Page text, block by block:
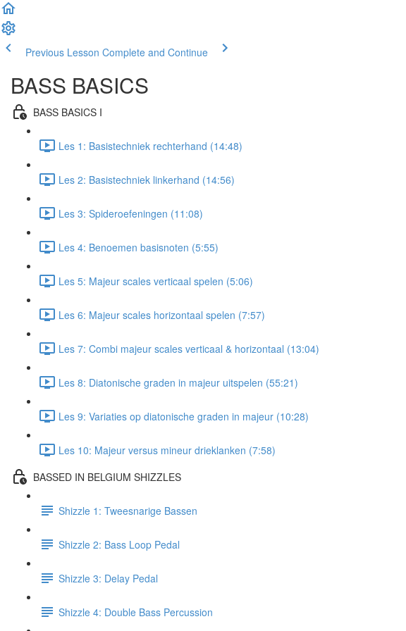
Previous Lesson Complete and Continue
BASS BASICS
BASS BASICS I
Les 1: Basistechniek rechterhand (14:48)
Les 2: Basistechniek linkerhand (14:56)
Les 3: Spideroefeningen (11:08)
Les 4: Benoemen basisnoten (5:55)
Les 5: Majeur scales verticaal spelen (5:06)
Les 6: Majeur scales horizontaal spelen (7:57)
Les 7: Combi majeur scales verticaal & horizontaal (13:04)
Les 8: Diatonische graden in majeur uitspelen (55:21)
Les 9: Variaties op diatonische graden in majeur (10:28)
Les 10: Majeur versus mineur drieklanken (7:58)
BASSED IN BELGIUM SHIZZLES
Shizzle 1: Tweesnarige Bassen
Shizzle 2: Bass Loop Pedal
Shizzle 3: Delay Pedal
Shizzle 4: Double Bass Percussion